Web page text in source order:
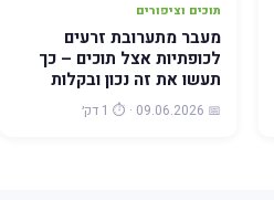
תוכים וציפורים
מעבר מתערובת זרעים
לכופתיות אצל תוכים – כך
תעשו את זה נכון ובקלות
📅 09.06.2026 · ⏱️ 1 דק׳